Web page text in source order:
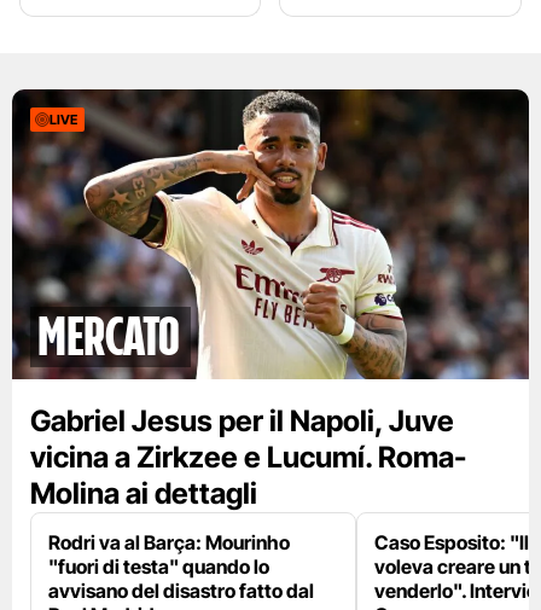
LIVE
mercato
Gabriel Jesus per il Napoli, Juve
vicina a Zirkzee e Lucumí. Roma-
Molina ai dettagli
Rodri va al Barça: Mourinho
"fuori di testa" quando lo
avvisano del disastro fatto dal
Caso Esposito: "Il
voleva creare un
venderlo".